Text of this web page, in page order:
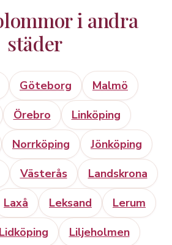
i andra
städer
Göteborg
Malmö
Örebro
Linköping
Norrköping
Jönköping
Västerås
Landskrona
Laxå Leksand
Lerum
Lidköping Liljeholmen